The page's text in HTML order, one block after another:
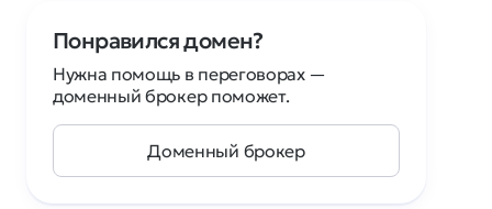
Понравился домен?
Нужна помощь в переговорах —
доменный брокер поможет.
Доменный брокер